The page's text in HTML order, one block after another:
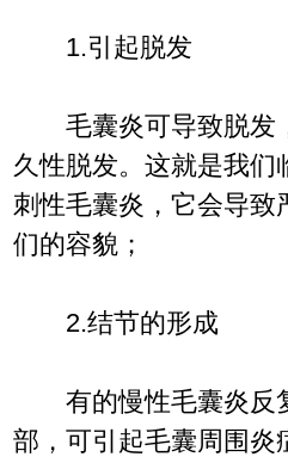
1.引起脱发
毛囊炎可导致脱发
久性脱发。这就是我们
刺性毛囊炎，它会导致
们的容貌；
2.结节的形成
有的慢性毛囊炎反
部，可引起毛囊周围炎